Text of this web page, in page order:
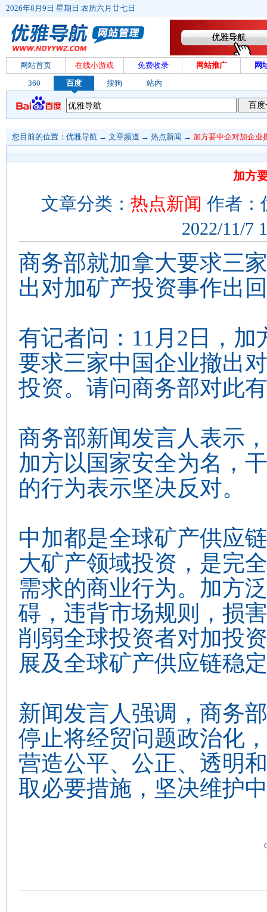
2026年8月9日 星期日 农历六月廿七日
网站首页 在线小游戏 免费收录 网站推广
网
360
百度 搜狗 站内
您目前的位置： 优雅导航 → 文章频道 → 热点新闻 → 加方要中企对加企业
加方
文章分类： 热点新闻 作者：
2022/11/7
商务部就加拿大要求三
出对加矿产投资事作出
有记者问：11月2日，加
要求三家中国企业撤出
投资。请问商务部对此
商务部新闻发言人表示
加方以国家安全为名，
的行为表示坚决反对。
中加都是全球矿产供应
大矿产领域投资，是完
需求的商业行为。加方
碍，违背市场规则，损
削弱全球投资者对加投
展及全球矿产供应链稳
新闻发言人强调，商务
停止将经贸问题政治化
营造公平、公正、透明
取必要措施，坚决维护